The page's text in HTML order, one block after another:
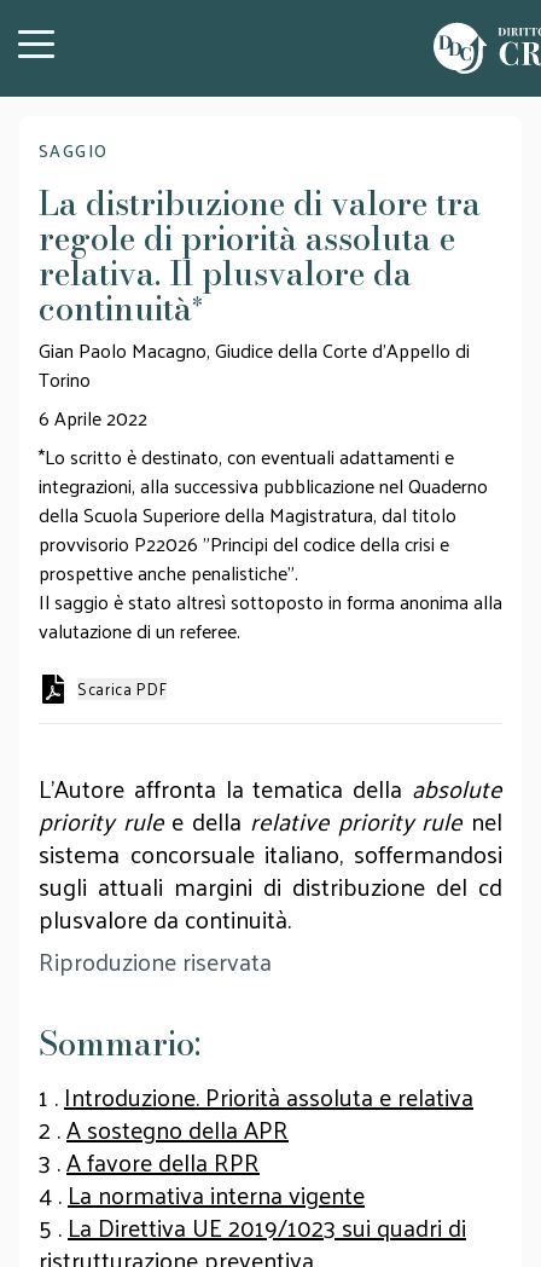
SAGGIO
La distribuzione di valore tra
regole di priorità assoluta e
relativa. Il plusvalore da
continuità*
Gian Paolo Macagno, Giudice della Corte d’Appello di
Torino
6 Aprile 2022
*Lo scritto è destinato, con eventuali adattamenti e
integrazioni, alla successiva pubblicazione nel Quaderno
della Scuola Superiore della Magistratura, dal titolo
provvisorio P22026 "Principi del codice della crisi e
prospettive anche penalistiche".
Il saggio è stato altresì sottoposto in forma anonima alla
valutazione di un referee.
Scarica PDF
L'Autore affronta la tematica della absolute
priority rulee della relative priority rule nel
sistema concorsuale italiano, soffermandosi
sugli attuali margini di distribuzione del cd
plusvalore da continuità.
Riproduzione riservata
Sommario:
1 .Introduzione. Priorità assoluta e relativa
2 .A sostegno della APR
3 .A favore della RPR
4 .La normativa interna vigente
5 .La Direttiva UE 2019/1023 sui quadri di